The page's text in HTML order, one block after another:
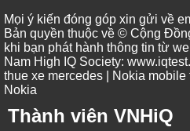
Mọi ý kiến đóng góp xin gửi về
Bản quyền thuộc về © Cộng
khi bạn phát hành thông tin từ
Nam High IQ Society:
thue xe mercedes | Nokia
Nokia
Thành viên VNHiQ